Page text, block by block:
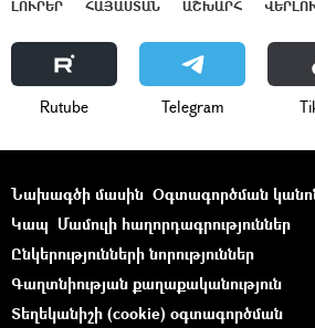
ԼՈՒՐԵՐ ՀԱՅԱՍՏԱՆ ԱՇԽԱՐՀ
Rutube Telegram
Նախագծի մասին Օգտագործման
Կապ Մամուլի հաղորդագրություններ
Ընկերությունների նորություններ
Գաղտնիության քաղաքականություն
Տեղեկանիշի (cookie) օգտագործման